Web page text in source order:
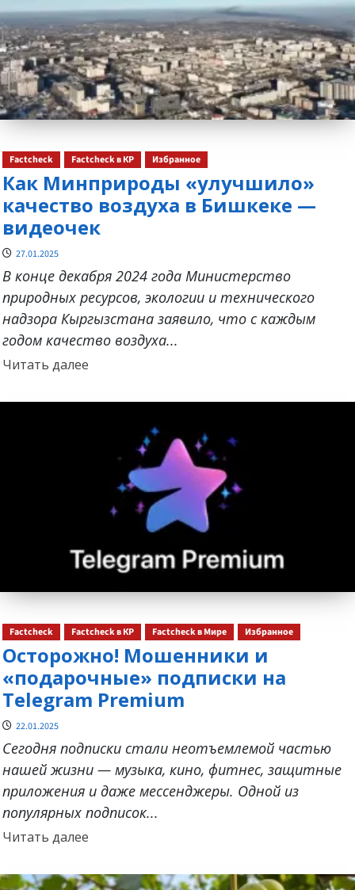
Factcheck Factcheck в КР Избранное
Как Минприроды «улучшило»
качество воздуха в Бишкеке —
видеочек
27.01.2025
В конце декабря 2024 года Министерство
природных ресурсов, экологии и технического
надзора Кыргызстана заявило, что с каждым
годом качество воздуха...
Читать далееПрочитать
о
Factcheck Factcheck в КР Factcheck в Мире Избранное
Осторожно! Мошенники и
«подарочные» подписки на
Telegram Premium
22.01.2025
Сегодня подписки стали неотъемлемой частью
нашей жизни — музыка, кино, фитнес, защитные
приложения и даже мессенджеры. Одной из
популярных подписок...
Читать далееПрочитать
о